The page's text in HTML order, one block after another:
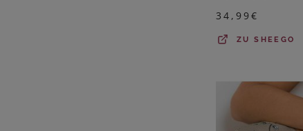
34,99€
ZUSHEEGO